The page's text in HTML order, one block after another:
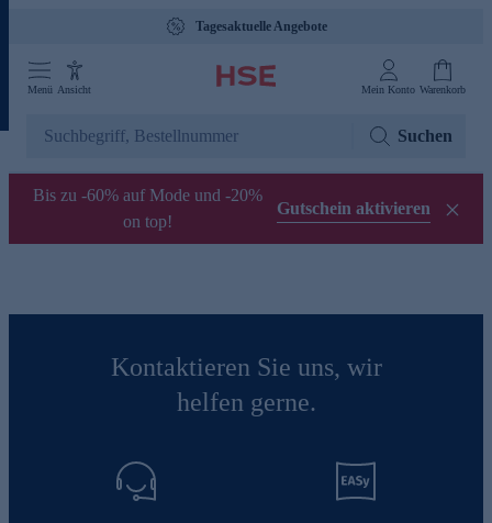
Tagesaktuelle Angebote
Menü Ansicht Mein Konto Warenkorb
Suchen
Bis zu -60% auf Mode und -20%
on top!
Gutschein aktivieren
Kontaktieren Sie uns, wir
helfen gerne.